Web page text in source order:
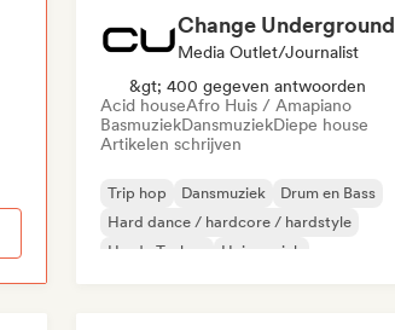
Change Underground
Media Outlet/Journalist
&gt; 400 gegeven antwoorden
Acid houseAfro Huis / Amapiano
BasmuziekDansmuziekDiepe house
Artikelen schrijven
Trip hop Dansmuziek
Drum en Bass
Hard dance / hardcore / hardstyle
Harde Techno
Huismuziek